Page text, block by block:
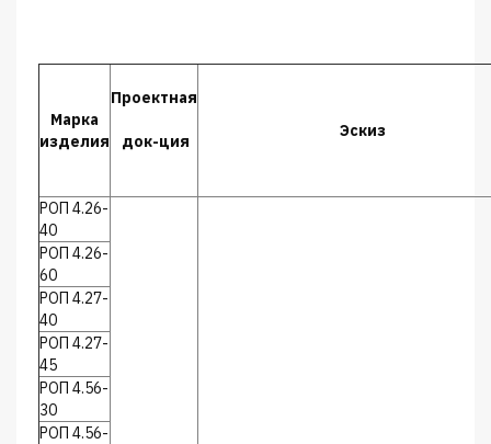
Марка
изделия
Проектная
док-ция
Эскиз
РОП 4.26-
40
РОП 4.26-
60
РОП 4.27-
40
РОП 4.27-
45
РОП 4.56-
30
РОП 4.56-